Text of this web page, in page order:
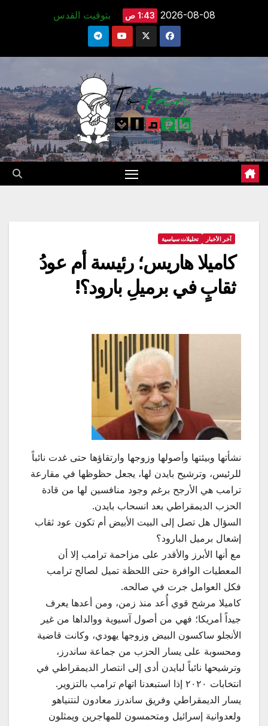
2026-08-08 1:43 ص بتوقيت القدس
آخر الأخبار تحليلات سياسية
كاميلا هاريس؛ رئيسة أم عودُ
ثقابٍ في برميلِ بارود؟!
نشأتها وبيئتها وأصولها وزوجها وارتقاؤها حتى غدت نائباً
للرئيس، وترشيح بايدن لها، يجعل حظوظها في مقارعة
ترامب هي الأرجح برغم وجود منافسين لها من قادة
الحزب الديمقراطي بعد انسحاب بايدن.
السؤال هل تصل إلى البيت الأبيض أم تكون عود ثقاب
إشعال برميل البارود؟
مع أنها الأبرز والأقدر على مزاحمة ترامب إلا أن
المعطيات الوافرة حتى اللحظة تميل لصالح ترامب
فكل العوامل جرت في صالحه.
كاميلا مرشح قوي أُعد منذ زمن، ومن أعدها يعرف
جيداً أمريكا؛ فهي من أصول آسيوية ووالداها من غير
الأنجلو ساكسون البيض وزوجها يهودي، وكانت قاضية
ومحسوبة على يسار الحزب من جماعة ساندرز،
وترشيحها نائباً لبايدن أدى إلى انتصار الديمقراطي في
انتخابات ٢٠٢٠ إذا استبعدنا اتهام ترامب بالتزوير.
يسار الديمقراطي وفريق ساندرز معادون لنتنياهو
ولعدوانية إسرائيل ومتحمسون للمهاجرين ويمثلون